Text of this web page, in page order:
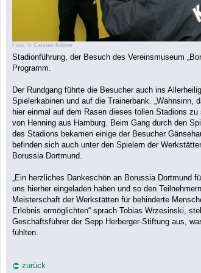
Foto: © Carsten Kobow
Stadionführung, der Besuch des Vereinsmuseum
Programm.
Der Rundgang führte die Besucher auch ins
Spielerkabinen und auf die Trainerbank. „Wahnsinn,
hier einmal auf dem Rasen dieses tollen Stadions zu
von Henning aus Hamburg. Beim Gang durch den
des Stadions bekamen einige der Besucher
befinden sich auch unter den Spielern der
Borussia Dortmund.
„Ein herzliches Dankeschön an Borussia Dortmund
uns hierher eingeladen haben und so den
Meisterschaft der Werkstätten für behinderte
Erlebnis ermöglichten“ sprach Tobias Wrzesinski,
Geschäftsführer der Sepp Herberger-Stiftung aus,
fühlten.
zurück